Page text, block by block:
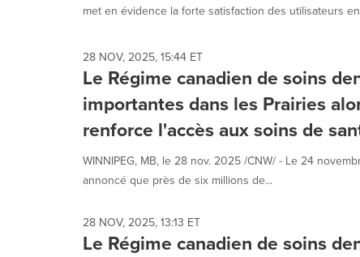
met en évidence la forte satisfaction des utilisateurs
28 NOV, 2025, 15:44 ET
Le Régime canadien de soins
importantes dans les Prairies
renforce l'accès aux soins de
WINNIPEG, MB, le 28 nov. 2025 /CNW/ - Le 24
annoncé que près de six millions de...
28 NOV, 2025, 13:13 ET
Le Régime canadien de soins